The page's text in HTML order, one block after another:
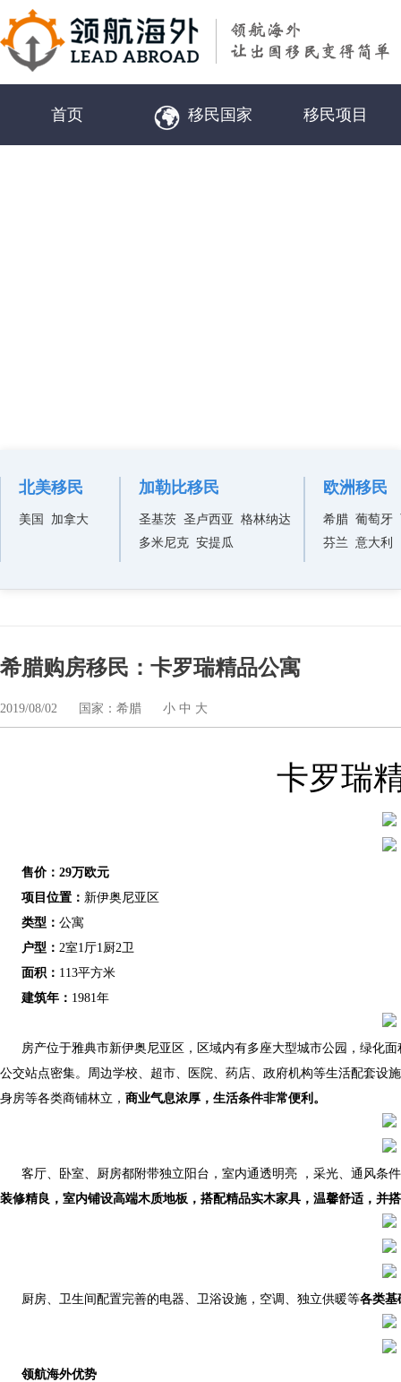
首页 移民国家 移民项目
北美移民
美国 加拿大
加勒比移民
圣基茨 圣卢西亚
格林纳达
多米尼克 安提瓜
欧洲移民
希腊 葡萄牙
芬兰 意大利
希腊购房移民：卡罗瑞精品公寓
2019/08/02 国家：希腊 小 中 大
卡罗瑞
售价：29万欧元
项目位置： 新伊奥尼亚区
类型： 公寓
户型： 2室1厅1厨2卫
面积： 113平方米
建筑年： 1981年
房产位于雅典市新伊奥尼亚区，区域内有多座大型城市公园，绿化
公交站点密集。周边学校、超市、医院、药店、政府机构等生活配套设
身房等各类商铺林立， 商业气息浓厚，生活条件非常便利。
客厅、卧室、厨房都附带独立阳台，室内通透明亮 ，采光、通风条
装修精良，室内铺设高端木质地板，搭配精品实木家具，温馨舒适，并
厨房、卫生间配置完善的电器、卫浴设施，空调、独立供暖等各类基
领航海外优势